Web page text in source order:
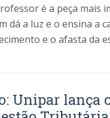
é a peça mais
dá a luz e o ensina a
e o afasta da
Unipar lança